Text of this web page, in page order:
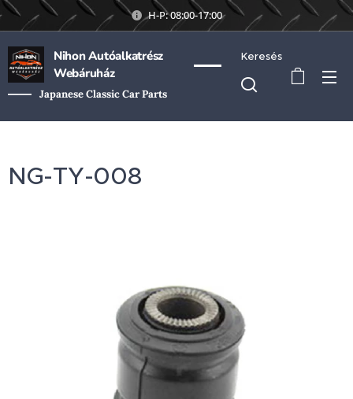
H-P: 08:00-17:00
Nihon Autóalkatrész
Webáruház
Japanese Classic Car Parts
Keresés
NG-TY-008